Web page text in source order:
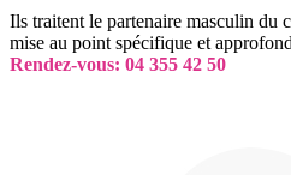
Ils traitent le partenaire masculin du
mise au point spécifique et
Rendez-vous: 04 355 42 50